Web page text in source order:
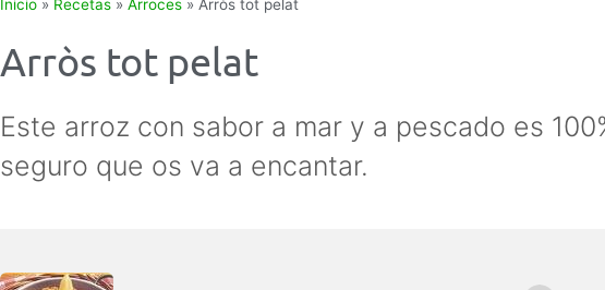
Inicio » Recetas » Arroces » Arròs tot pelat
Arròs tot pelat
Este arroz con sabor a mar y a pescado es
seguro que os va a encantar.